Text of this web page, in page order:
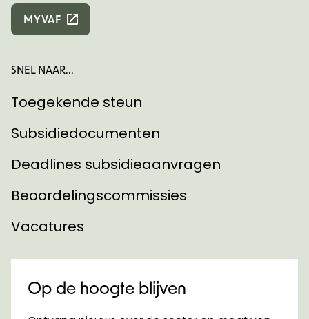
MYVAF
SNEL NAAR...
Toegekende steun
Subsidiedocumenten
Deadlines subsidieaanvragen
Beoordelingscommissies
Vacatures
Op de hoogte blijven